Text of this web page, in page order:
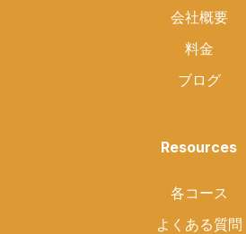
会社概要
料金
ブログ
Resources
各コース
よくある質問